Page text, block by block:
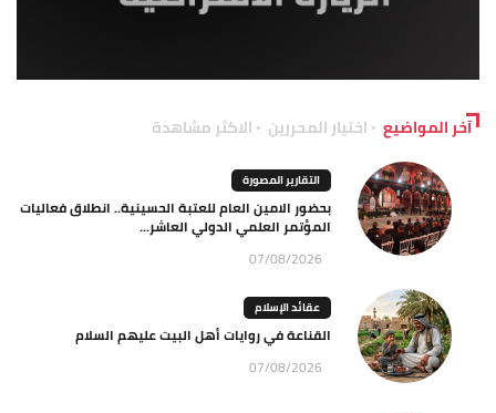
آخر المواضيع اختيار المحررين الاكثر مشاهدة
التقارير المصورة
بحضور الامين العام للعتبة الحسينية.. انطلاق فعاليات
المؤتمر العلمي الدولي العاشر...
07/08/2026
عقائد الإسلام
القناعة في روايات أهل البيت عليهم السلام
07/08/2026